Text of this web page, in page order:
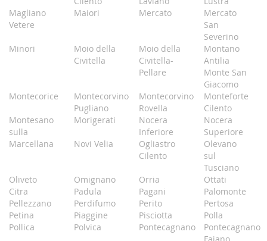
Magliano
Vetere
Maiori Mercato
Mercato
San
Severino
Minori
Moio della
Civitella
Moio della
Civitella-
Pellare
Montano
Antilia
Monte San
Giacomo
Montecorice
Montecorvino
Pugliano
Montecorvino
Rovella
Monteforte
Cilento
Montesano
sulla
Marcellana
Morigerati
Nocera
Inferiore
Nocera
Superiore
Novi Velia
Ogliastro
Cilento
Olevano
sul
Tusciano
Oliveto
Citra
Omignano Orria
Ottati
Padula
Pagani
Palomonte
Pellezzano
Perdifumo Perito
Pertosa
Petina
Piaggine Pisciotta
Polla
Pollica
Polvica Pontecagnano
Pontecagnano